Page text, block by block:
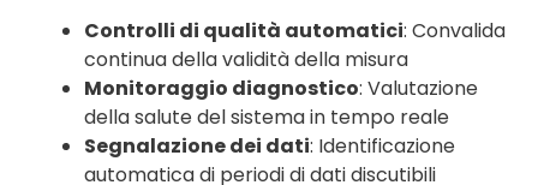
Controlli di qualità automatici: Convalida
continua della validità della misura
Monitoraggio diagnostico: Valutazione
della salute del sistema in tempo reale
Segnalazione dei dati: Identificazione
automatica di periodi di dati discutibili